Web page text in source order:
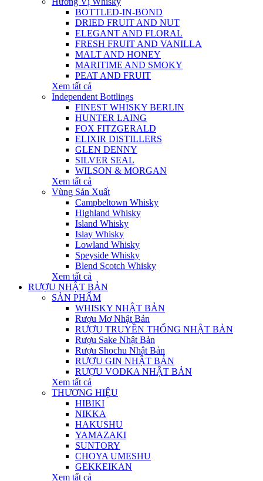
BOTTLED-IN-BOND
DRIED FRUIT AND NUT
ELEGANT AND FLORAL
FRESH FRUIT AND VANILLA
MALT AND HONEY
MARITIME AND SMOKY
PEAT AND FRUIT
Xem tất cả
Independent Bottlings
FINEST WHISKY BERLIN
HUNTER LAING
FOX FITZGERALD
ELIXIR DISTILLERS
GLEN DENNY
SILVER SEAL
WILSON & MORGAN
Xem tất cả
Vùng Sản Xuất
Campbeltown Whisky
Highland Whisky
Island Whisky
Islay Whisky
Lowland Whisky
Speyside Whisky
Blend Scotch Whisky
Xem tất cả
RƯỢU NHẬT BẢN
SẢN PHẨM
WHISKY NHẬT BẢN
Rượu Mơ Nhật Bản
RƯỢU TRUYỀN THỐNG NHẬT BẢN
Rượu Sake Nhật Bản
Rượu Shochu Nhật Bản
RƯỢU GIN NHẬT BẢN
RƯỢU VODKA NHẬT BẢN
Xem tất cả
THƯƠNG HIỆU
HIBIKI
NIKKA
HAKUSHU
YAMAZAKI
SUNTORY
CHOYA UMESHU
GEKKEIKAN
Xem tất cả